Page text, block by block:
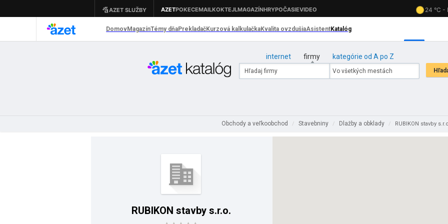
internet firmy kategórie od A po Z
Obchody a veľkoobchod / Stavebniny / Dlažby a obklady / RUBIKON stavby
RUBIKON stavby s.r.o.